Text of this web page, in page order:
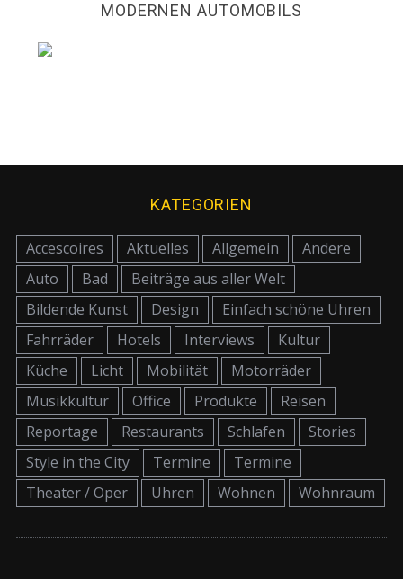
MODERNEN AUTOMOBILS
KATEGORIEN
Accescoires Aktuelles Allgemein
Andere
Auto
Bad
Beiträge aus aller Welt
Bildende Kunst
Design
Einfach schöne Uhren
Fahrräder
Hotels Interviews
Kultur
Küche
Licht Mobilität
Motorräder
Musikkultur
Office Produkte
Reisen
Reportage
Restaurants Schlafen
Stories
Style in the City
Termine
Termine
Theater / Oper
Uhren Wohnen Wohnraum